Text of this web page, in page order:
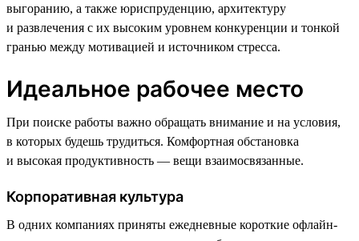
выгоранию, а также юриспруденцию, архитектуру
и развлечения с их высоким уровнем конкуренции и тонкой
гранью между мотивацией и источником стресса.
Идеальное рабочее место
При поиске работы важно обращать внимание и на условия,
в которых будешь трудиться. Комфортная обстановка
и высокая продуктивность — вещи взаимосвязанные.
Корпоративная культура
В одних компаниях приняты ежедневные короткие офлайн-